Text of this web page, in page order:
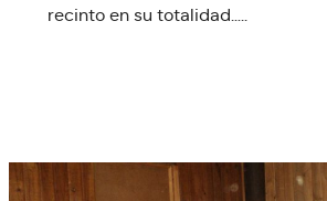
recinto en su totalidad…..